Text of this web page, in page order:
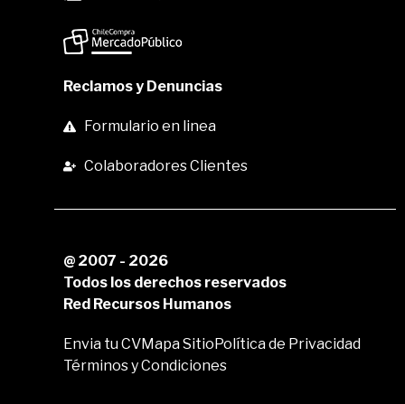
Reclamos y Denuncias
Formulario en linea
Colaboradores Clientes
@ 2007 - 2026
Todos los derechos reservados
Red Recursos Humanos
Envia tu CVMapa SitioPolítica de Privacidad
Términos y Condiciones